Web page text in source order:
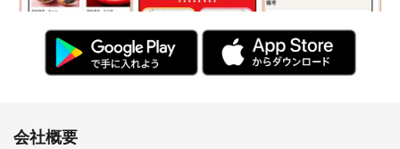
会社概要